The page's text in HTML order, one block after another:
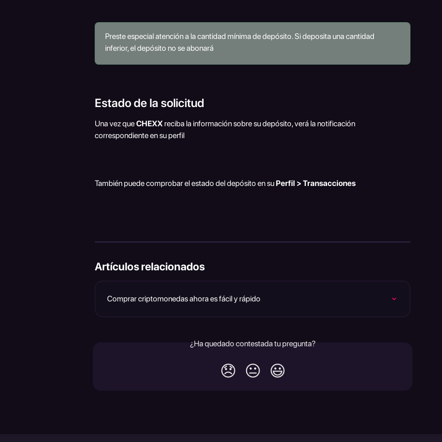
Preste especial atención a la cantidad mínima de depósito. Si deposita una cantidad
inferior, el depósito no se abonará
Estado de la solicitud
Una vez que CHEXX reciba la información sobre su depósito, verá la notificación
correspondiente en su perfil
También puede comprobar el estado del depósito en su Perfil > Transacciones
Artículos relacionados
Comprar criptomonedas ahora es fácil y rápido
¿Ha quedado contestada tu pregunta?
😞 😐 😃